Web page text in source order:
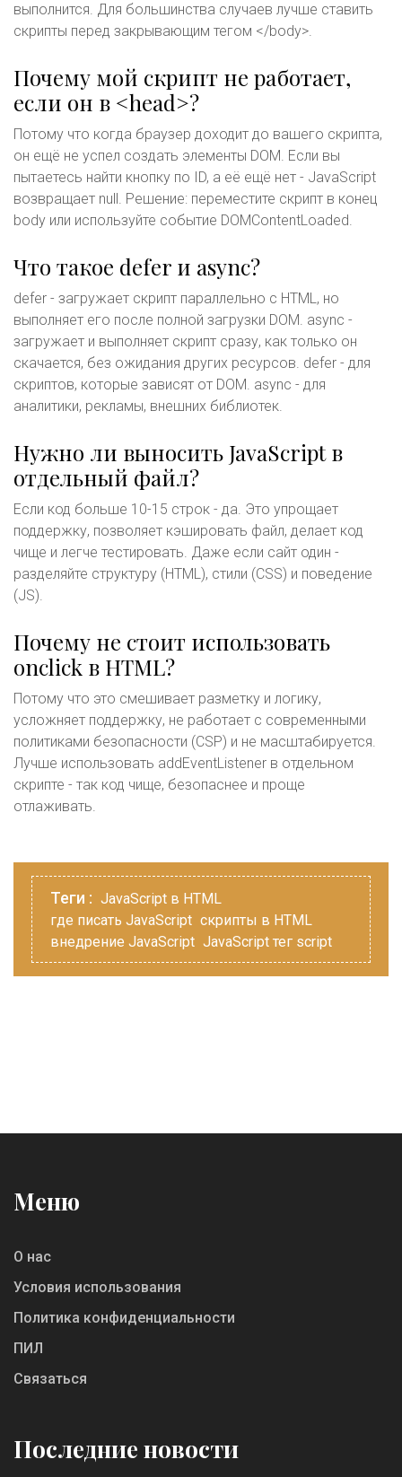
выполнится. Для большинства случаев лучше ставить
скрипты перед закрывающим тегом </body>.
Почему мой скрипт не работает,
если он в <head>?
Потому что когда браузер доходит до вашего скрипта,
он ещё не успел создать элементы DOM. Если вы
пытаетесь найти кнопку по ID, а её ещё нет - JavaScript
возвращает null. Решение: переместите скрипт в конец
body или используйте событие DOMContentLoaded.
Что такое defer и async?
defer - загружает скрипт параллельно с HTML, но
выполняет его после полной загрузки DOM. async -
загружает и выполняет скрипт сразу, как только он
скачается, без ожидания других ресурсов. defer - для
скриптов, которые зависят от DOM. async - для
аналитики, рекламы, внешних библиотек.
Нужно ли выносить JavaScript в
отдельный файл?
Если код больше 10-15 строк - да. Это упрощает
поддержку, позволяет кэшировать файл, делает код
чище и легче тестировать. Даже если сайт один -
разделяйте структуру (HTML), стили (CSS) и поведение
(JS).
Почему не стоит использовать
onclick в HTML?
Потому что это смешивает разметку и логику,
усложняет поддержку, не работает с современными
политиками безопасности (CSP) и не масштабируется.
Лучше использовать addEventListener в отдельном
скрипте - так код чище, безопаснее и проще
отлаживать.
Теги : JavaScript в HTML
где писать JavaScript скрипты в HTML
внедрение JavaScript JavaScript тег script
Меню
О нас
Условия использования
Политика конфиденциальности
ПИЛ
Связаться
Последние новости